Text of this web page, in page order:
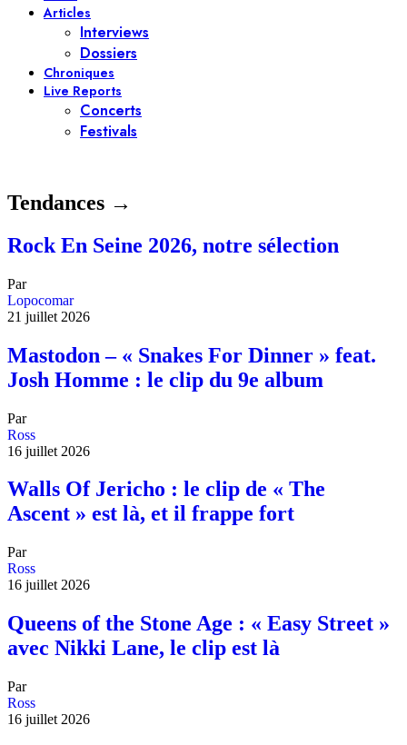
Articles
Interviews
Dossiers
Chroniques
Live Reports
Concerts
Festivals
Tendances →
Rock En Seine 2026, notre sélection
Par
Lopocomar
21 juillet 2026
Mastodon – « Snakes For Dinner » feat.
Josh Homme : le clip du 9e album
Par
Ross
16 juillet 2026
Walls Of Jericho : le clip de « The
Ascent » est là, et il frappe fort
Par
Ross
16 juillet 2026
Queens of the Stone Age : « Easy Street »
avec Nikki Lane, le clip est là
Par
Ross
16 juillet 2026